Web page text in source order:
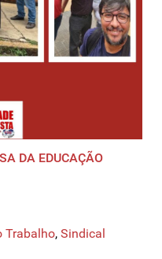
DA EDUCAÇÃO
Trabalho, Sindical